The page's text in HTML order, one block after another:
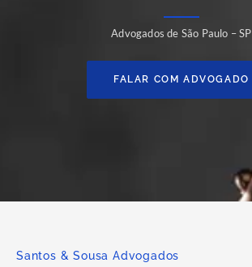
Advogados de São Paulo – SP
FALAR COM ADVOGADO
Santos & Sousa Advogados